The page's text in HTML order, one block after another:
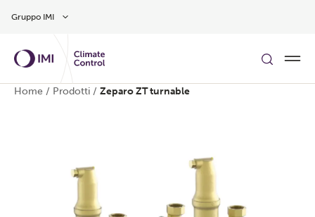
Gruppo IMI
Home / Prodotti / Zeparo ZT turnable